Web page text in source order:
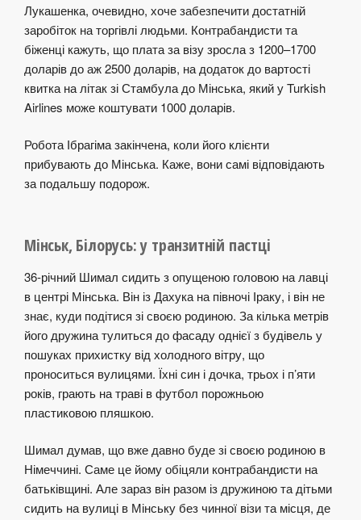
Лукашенка, очевидно, хоче забезпечити достатній
заробіток на торгівлі людьми. Контрабандисти та
біженці кажуть, що плата за візу зросла з 1200–1700
доларів до аж 2500 доларів, на додаток до вартості
квитка на літак зі Стамбула до Мінська, який у Turkish
Airlines може коштувати 1000 доларів.
Робота Ібрагіма закінчена, коли його клієнти
прибувають до Мінська. Каже, вони самі відповідають
за подальшу подорож.
Мінськ, Білорусь: у транзитній пастці
36-річний Шимал сидить з опущеною головою на лавці
в центрі Мінська. Він із Дахука на півночі Іраку, і він не
знає, куди подітися зі своєю родиною. За кілька метрів
його дружина тулиться до фасаду однієї з будівель у
пошуках прихистку від холодного вітру, що
проноситься вулицями. Їхні син і дочка, трьох і п’яти
років, грають на траві в футбол порожньою
пластиковою пляшкою.
Шимал думав, що вже давно буде зі своєю родиною в
Німеччині. Саме це йому обіцяли контрабандисти на
батьківщині. Але зараз він разом із дружиною та дітьми
сидить на вулиці в Мінську без чинної візи та місця, де